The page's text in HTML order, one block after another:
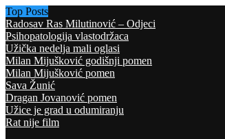
Top Posts
Radosav Ras Milutinović – Odjeci
Psihopatologija vlastodržaca
Užička nedelja mali oglasi
Milan Mijušković godišnji pomen
Milan Mijušković pomen
Sava Žunić
Dragan Jovanović pomen
Užice je grad u odumiranju
Rat nije film